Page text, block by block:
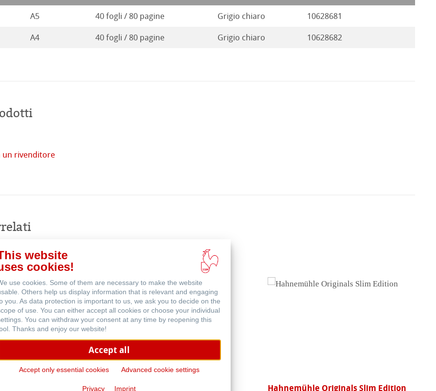
A5 40 fogli / 80 pagine Grigio chiaro 10628681
A4 40 fogli / 80 pagine Grigio chiaro 10628682
un rivenditore
Taccuino e libretto in carta Kraft Hahnemühle Originals Slim Edition
website
cookies!
use cookies. Some of them are necessary to make the website
Others help us display information that is relevant and engaging
you. As data protection is important to us, we ask you to decide on the
of use. You can either accept all cookies or choose your individual
You can withdraw your consent at any time by reopening this
Thanks and enjoy our website!
Accept all
Accept only essential cookies Advanced cookie settings
Privacy Imprint